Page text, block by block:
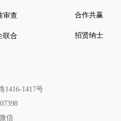
审查
联合
合作共赢
招贤纳士
1416-1417号
信